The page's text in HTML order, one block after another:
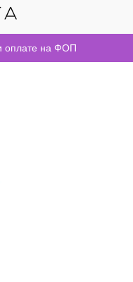
оплате на ФОП